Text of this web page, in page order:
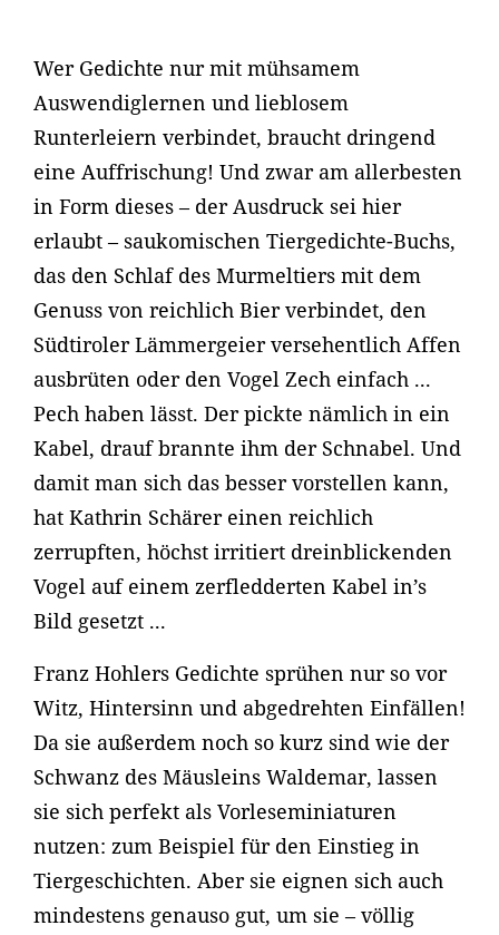
Wer Gedichte nur mit mühsamem
Auswendiglernen und lieblosem
Runterleiern verbindet, braucht dringend
eine Auffrischung! Und zwar am allerbesten
in Form dieses – der Ausdruck sei hier
erlaubt – saukomischen Tiergedichte-Buchs,
das den Schlaf des Murmeltiers mit dem
Genuss von reichlich Bier verbindet, den
Südtiroler Lämmergeier versehentlich Affen
ausbrüten oder den Vogel Zech einfach ...
Pech haben lässt. Der pickte nämlich in ein
Kabel, drauf brannte ihm der Schnabel. Und
damit man sich das besser vorstellen kann,
hat Kathrin Schärer einen reichlich
zerrupften, höchst irritiert dreinblickenden
Vogel auf einem zerfledderten Kabel in’s
Bild gesetzt ...
Franz Hohlers Gedichte sprühen nur so vor
Witz, Hintersinn und abgedrehten Einfällen!
Da sie außerdem noch so kurz sind wie der
Schwanz des Mäusleins Waldemar, lassen
sie sich perfekt als Vorleseminiaturen
nutzen: zum Beispiel für den Einstieg in
Tiergeschichten. Aber sie eignen sich auch
mindestens genauso gut, um sie – völlig